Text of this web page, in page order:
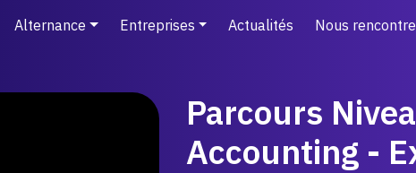
Alternance Entreprises Actualités Nous
Parcours
Accounting -